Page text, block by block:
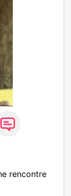
rencontre